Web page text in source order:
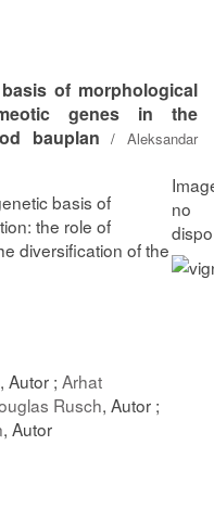
of morphological
genes in the
bauplan /Aleksandar
basis of
the role of
diversification of the
, Autor ; Arhat
Rusch, Autor ;
, Autor